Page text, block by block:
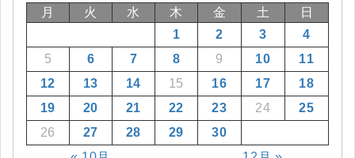
月
火 水 木 金 土 日
1 2 3
4
5
6 7 8 9 10
11
12
13 14 15 16 17
18
19
20 21 22 23 24
25
26
27 28 29 30